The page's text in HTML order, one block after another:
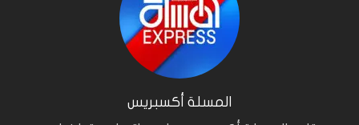
المسلة أكسبريس